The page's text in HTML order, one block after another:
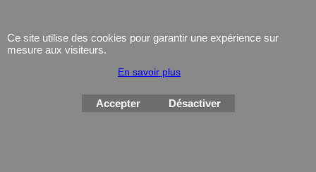
Ce site utilise des cookies pour garantir une expérience sur
mesure aux visiteurs.
En savoir plus
Accepter Désactiver